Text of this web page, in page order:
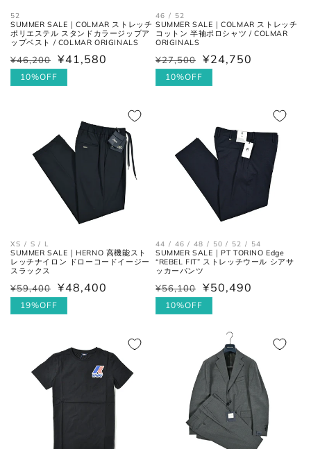
52
SUMMER SALE｜COLMAR ストレッチ
ポリエステル スタンドカラージップア
ップベスト / COLMAR ORIGINALS
通
常
¥46,200
セ
ー
¥41,580
10%OFF
46 / 52
SUMMER SALE｜COLMAR ストレッチ
コットン 半袖ポロシャツ / COLMAR
ORIGINALS
通
常
¥27,500
セ
ー
¥24,750
10%OFF
XS / S / L
SUMMER SALE｜HERNO 高機能スト
レッチナイロン ドローコードイージー
スラックス
通
常
¥59,400
セ
ー
¥48,400
19%OFF
44 / 46 / 48 / 50 / 52 / 54
SUMMER SALE｜PT TORINO Edge
“REBEL FIT” ストレッチウール シアサ
ッカーパンツ
通
常
¥56,100
セ
ー
¥50,490
10%OFF
お直しについては
のページでご確認